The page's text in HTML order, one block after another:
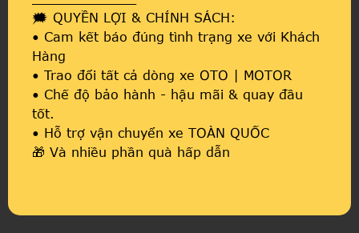
🗯️ QUYỀN LỢI & CHÍNH SÁCH:
• Cam kết báo đúng tình trạng xe với Khách
Hàng
• Trao đổi tất cả dòng xe OTO | MOTOR
• Chế độ bảo hành - hậu mãi & quay đầu
tốt.
• Hỗ trợ vận chuyển xe TOÀN QUỐC
🎁 Và nhiều phần quà hấp dẫn